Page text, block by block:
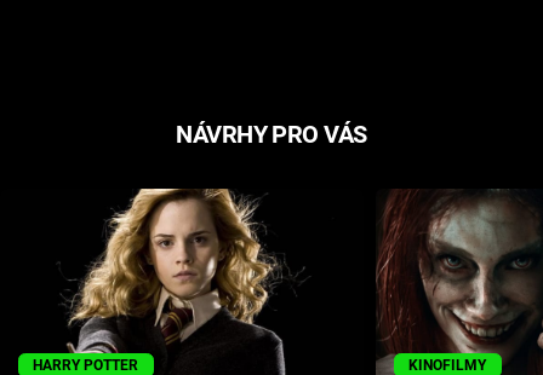
NÁVRHY PRO VÁS
HARRY POTTER KINOFILMY